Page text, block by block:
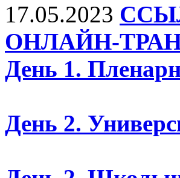
17.05.2023
ОНЛАЙН-
День 1.
День 2.